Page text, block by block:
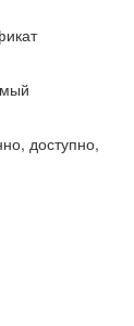
доступно,